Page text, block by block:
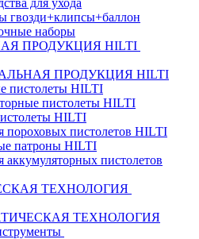
для ухода
гвозди+клипсы+баллон
наборы
ПРОДУКЦИЯ HILTI
ПРОДУКЦИЯ HILTI
пистолеты HILTI
пистолеты HILTI
HILTI
пороховых пистолетов HILTI
патроны HILTI
аккумуляторных пистолетов
ТЕХНОЛОГИЯ
ТЕХНОЛОГИЯ